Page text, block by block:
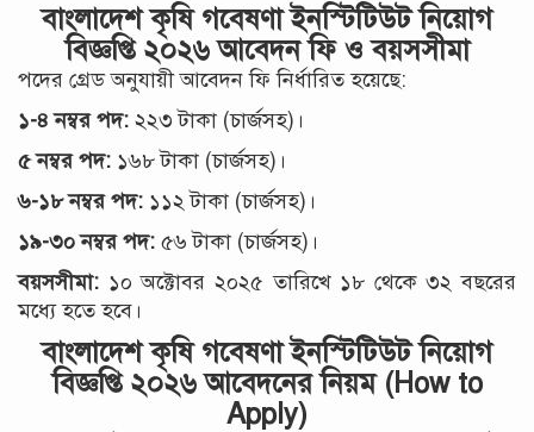
বাংলাদেশ কৃষি গবেষণা ইনস্টিটিউট নিয়োগ
বিজ্ঞপ্তি ২০২৬ আবেদন ফি ও বয়সসীমা
পদের গ্রেড অনুযায়ী আবেদন ফি নির্ধারিত হয়েছে:
১-৪ নম্বর পদ: ২২৩ টাকা (চার্জসহ)।
৫ নম্বর পদ: ১৬৮ টাকা (চার্জসহ)।
৬-১৮ নম্বর পদ: ১১২ টাকা (চার্জসহ)।
১৯-৩০ নম্বর পদ: ৫৬ টাকা (চার্জসহ)।
বয়সসীমা: ১০ অক্টোবর ২০২৫ তারিখে ১৮ থেকে ৩২ বছরের
মধ্যে হতে হবে।
বাংলাদেশ কৃষি গবেষণা ইনস্টিটিউট নিয়োগ
বিজ্ঞপ্তি ২০২৬ আবেদনের নিয়ম (How to
Apply)